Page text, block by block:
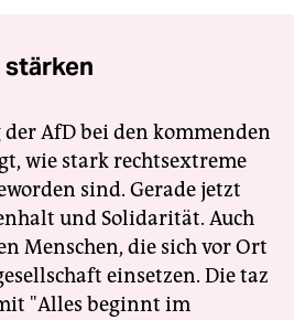
stärken
AfD bei den kommenden
wie stark rechtsextreme
sind. Gerade jetzt
und Solidarität. Auch
Menschen, die sich vor Ort
einsetzen. Die taz
"Alles beginnt im